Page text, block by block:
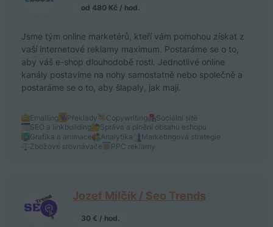
od 480 Kč / hod.
Jsme tým online marketérů, kteří vám pomohou získat z
vaší internetové reklamy maximum. Postaráme se o to,
aby váš e-shop dlouhodobě rostl. Jednotlivé online
kanály postavíme na nohy samostatně nebo společně a
postaráme se o to, aby šlapaly, jak mají.
Emailing Překlady Copywriting
Sociální sítě
SEO a linkbuilding
Správa a plnění obsahu eshopu
Grafika a animace
Analytika
Marketingová strategie
Zbožové srovnávače
PPC reklamy
Jozef Milčík / Seo Trends
30 € / hod.